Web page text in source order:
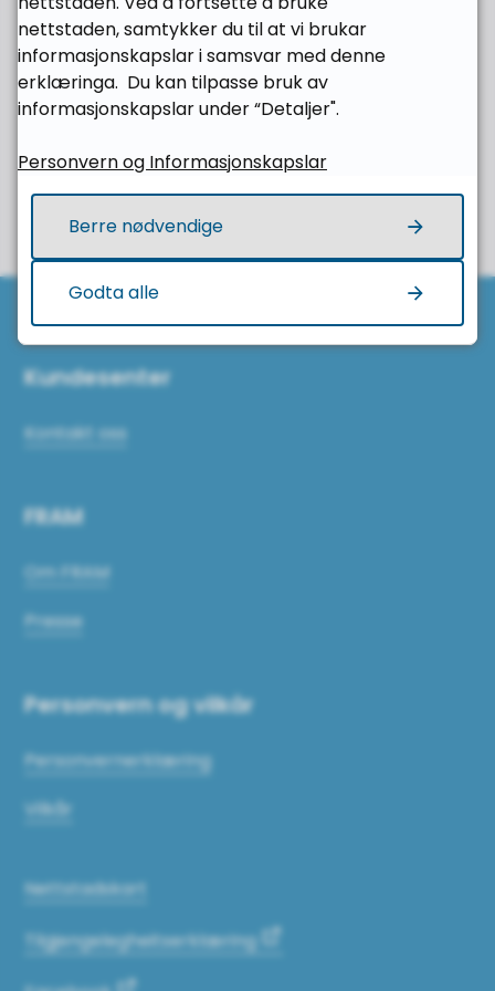
Ja Nei
Kundesenter
Kontakt oss
FRAM
Om FRAM
Presse
Personvern og vilkår
Personvernerklæring
Vilkår
Nettstadskart
Tilgjengelegheitserklæring
nettstaden, samtykker du til at vi brukar
informasjonskapslar i samsvar med denne
erklæringa. Du kan tilpasse bruk av
informasjonskapslar under “Detaljer".
Personvern og Informasjonskapslar
Berre nødvendige
Godta alle